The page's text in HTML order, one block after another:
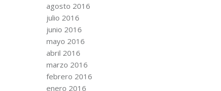
agosto 2016
julio 2016
junio 2016
mayo 2016
abril 2016
marzo 2016
febrero 2016
enero 2016